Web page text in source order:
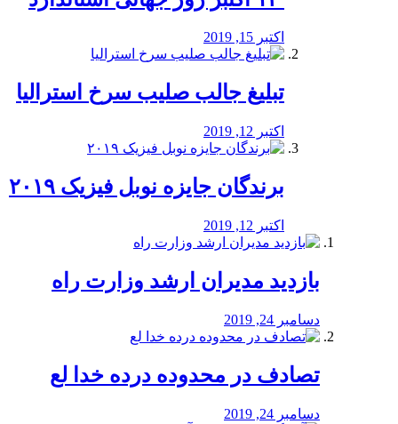
اکتبر 15, 2019
تبلیغ جالب صلیب سرخ استرالیا
اکتبر 12, 2019
برندگان جایزه نوبل فیزیک ۲۰۱۹
اکتبر 12, 2019
بازدید مدیران ارشد وزارت راه
دسامبر 24, 2019
تصادف در محدوده درده خدا لع
دسامبر 24, 2019